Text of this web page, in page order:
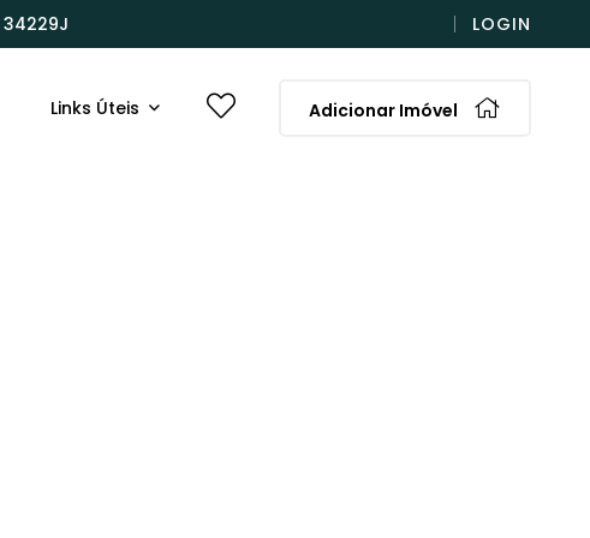
34229J LOGIN
Links Úteis Adicionar Imóvel